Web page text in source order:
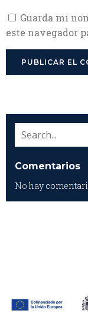
Guarda mi
este navegador
Comentarios
No hay